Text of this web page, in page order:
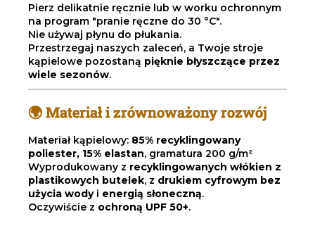
Pierz delikatnie ręcznie lub w worku ochronnym
na program "pranie ręczne do 30 °C".
Nie używaj płynu do płukania.
Przestrzegaj naszych zaleceń, a Twoje stroje
kąpielowe pozostaną pięknie błyszczące przez
wiele sezonów.
🌍 Materiał i zrównoważony rozwój
Materiał kąpielowy: 85% recyklingowany
poliester, 15% elastan, gramatura 200 g/m²
Wyprodukowany z recyklingowanych włókien z
plastikowych butelek, z drukiem cyfrowym bez
użycia wodyi energią słoneczną.
Oczywiście z ochroną UPF 50+.